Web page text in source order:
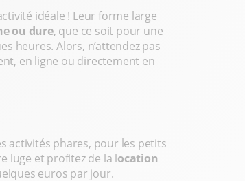
idéale ! Leur forme large
ou dure, que ce soit pour une
heures. Alors, n’attendez pas
en ligne ou directement en
activités phares, pour les petits
luge et profitez de la location
euros par jour.